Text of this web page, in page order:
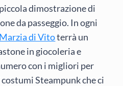
dimostrazione di
da passeggio. In ogni
Marzia di Vitoterrà un
in giocoleria e
con i migliori per
Steampunk che ci